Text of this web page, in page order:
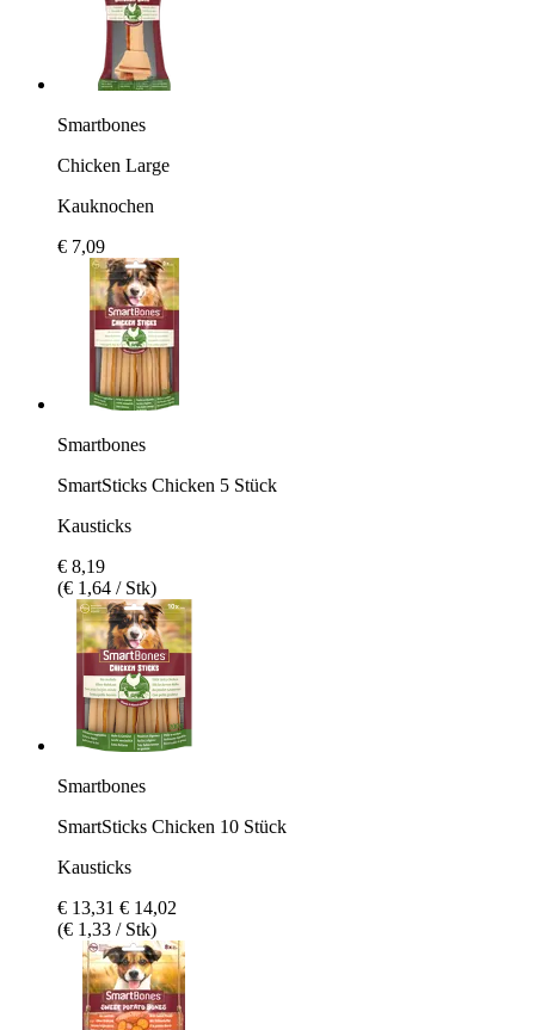
Smartbones
Chicken Large
Kauknochen
€ 7,09
Smartbones
SmartSticks Chicken 5 Stück
Kausticks
€ 8,19
(€ 1,64 / Stk)
Smartbones
SmartSticks Chicken 10 Stück
Kausticks
€ 13,31 € 14,02
(€ 1,33 / Stk)